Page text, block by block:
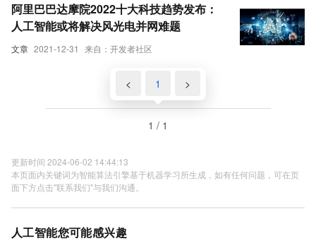
文章 2021-12-31 来自：开发者社区
阿里巴巴达摩院2022十大科技趋势发布：
人工智能或将解决风光电并网难题
< 1 >
1 / 1
更新时间 2024-06-02 14:44:13
本页面内关键词为智能算法引擎基于机器学习所生成，如有任何问题，可在页
面下方点击"联系我们"与我们沟通。
人工智能您可能感兴趣